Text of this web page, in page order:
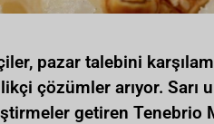
pazar talebini
çözümler arıyor.
getiren Tenebrio